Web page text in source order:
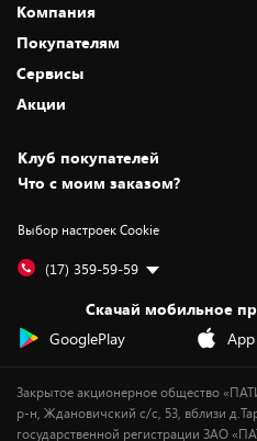
Компания
О нас
Адреса магазинов
Новости
Статьи и обзоры
Вакансии
Дай пять добру!
Покупателям
Как сделать заказ
Оплата и доставка
Безналичный расчёт
Обмен и возврат товара
Обработка персональных данных
Подарочные карты
Сервисы
Установка техники
Для игровых консолей
Для мобильных устройств
Для компьютеров
Сервисные центры
Акции
Скидки и промокоды
Белорусские товары
Бонусы
Оплата частями
Новинки
Клуб покупателей
Что с моим заказом?
Выбор настроек Cookie
(17) 359-59-59
Скачай мобильное
GooglePlay
Закрытое акционерное общество
р-н, Ждановичский с/с, 53, вблизи
государственной регистрации ЗАО